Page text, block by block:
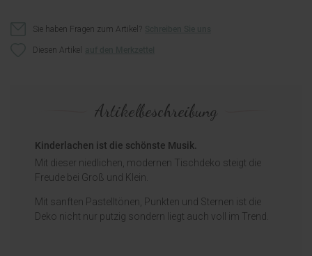
Sie haben Fragen zum Artikel?
Diesen Artikel
Artikelbeschreibung
Kinderlachen ist die schönste Musik.
Mit dieser niedlichen, modernen Tischdeko steigt die
Freude bei Groß und Klein.
Mit sanften Pastelltönen, Punkten und Sternen ist die
Deko nicht nur putzig sondern liegt auch voll im Trend.